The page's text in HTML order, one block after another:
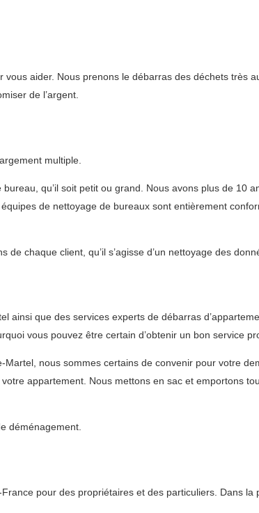
aider. Nous prenons le débarras des déchets très
de l’argent.
multiple.
qu’il soit petit ou grand. Nous avons plus de 10
de nettoyage de bureaux sont entièrement
chaque client, qu’il s’agisse d’un nettoyage des
que des services experts de débarras
vous pouvez être certain d’obtenir un bon service
nous sommes certains de convenir pour votre
appartement. Nous mettons en sac et emportons
déménagement.
pour des propriétaires et des particuliers. Dans